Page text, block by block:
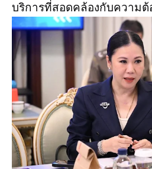
บริการที่สอดคล้องกับความต้